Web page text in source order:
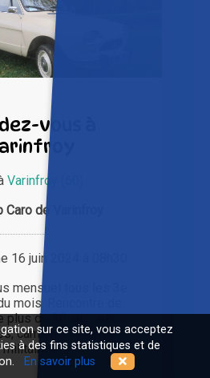
vous à
Varinfroy (60)
Caro de Varinfroy
16 juin 2024 à 08h30
mensuel tous les 3e
mois. Rencontre de
plus de 30 ans, autos,
camions, véhicules
militaires.
sur ce site, vous acceptez
à des fins statistiques et de
En savoir plus